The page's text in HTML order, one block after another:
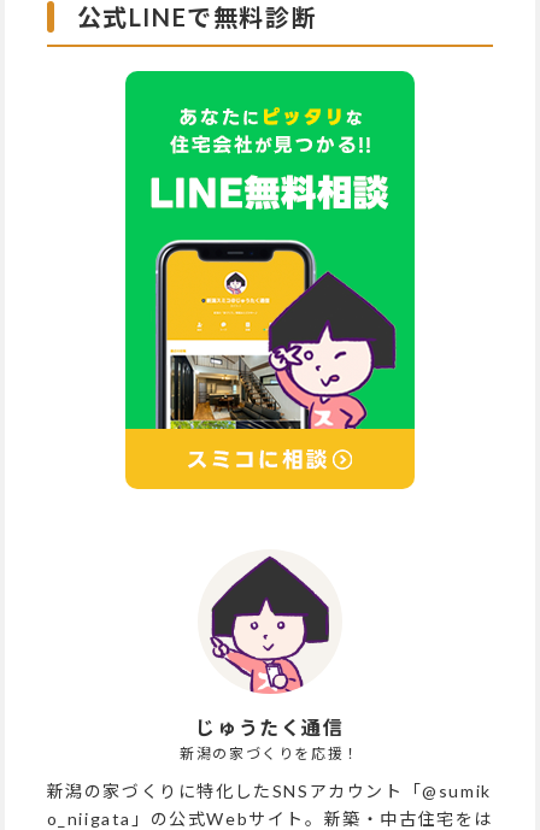
じゅうたく通信
新潟の家づくりを応援！
新潟の家づくりに特化したSNSアカウント「@sumik
o_niigata」の公式Webサイト。新築・中古住宅をは
公式LINEで無料診断